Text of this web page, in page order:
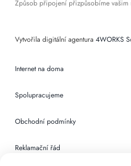
Způsob připojení přizpůsobíme vašim
Vytvořila digitální agentura 4WORKS
Internet na doma
Spolupracujeme
Obchodní podmínky
Reklamační řád